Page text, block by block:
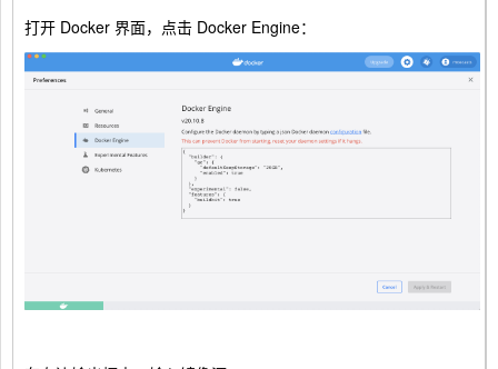
打开 Docker 界面，点击 Docker Engine：